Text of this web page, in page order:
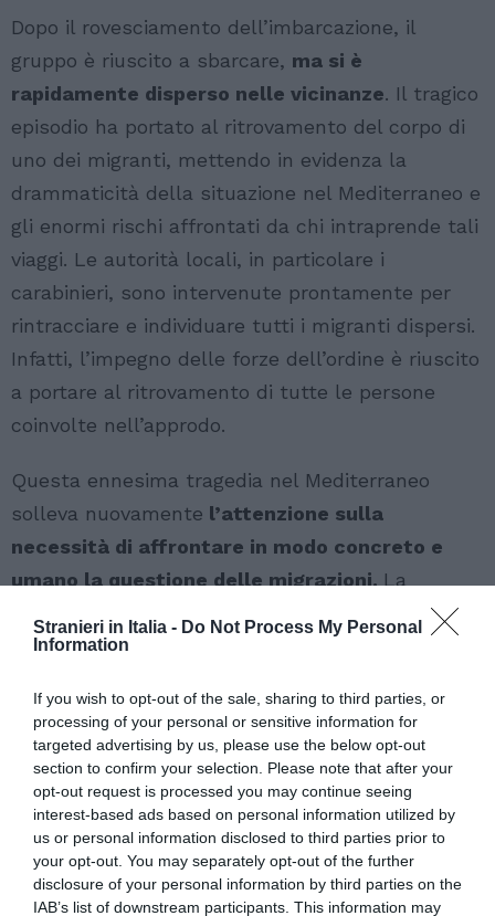
Stranieri in Italia - Do Not Process My Personal
Information
If you wish to opt-out of the sale, sharing to third parties, or
processing of your personal or sensitive information for
targeted advertising by us, please use the below opt-out
section to confirm your selection. Please note that after your
opt-out request is processed you may continue seeing
interest-based ads based on personal information utilized by
us or personal information disclosed to third parties prior to
your opt-out. You may separately opt-out of the further
disclosure of your personal information by third parties on the
IAB’s list of downstream participants. This information may
Dopo il rovesciamento dell’imbarcazione, il
gruppo è riuscito a sbarcare, ma si è
rapidamente disperso nelle vicinanze. Il tragico
episodio ha portato al ritrovamento del corpo di
uno dei migranti, mettendo in evidenza la
drammaticità della situazione nel Mediterraneo e
gli enormi rischi affrontati da chi intraprende tali
viaggi. Le autorità locali, in particolare i
carabinieri, sono intervenute prontamente per
rintracciare e individuare tutti i migranti dispersi.
Infatti, l’impegno delle forze dell’ordine è riuscito
a portare al ritrovamento di tutte le persone
coinvolte nell’approdo.
Questa ennesima tragedia nel Mediterraneo
solleva nuovamente l’attenzione sulla
necessità di affrontare in modo concreto e
umano la questione delle migrazioni. La
crescente instabilità geopolitica in diverse
persone in cerca di sicurezza e opportunità. Per
questo, organizzazioni umanitarie e attivisti per i
diritti umani richiamano l’attenzione sul fatto che
la tutela dei migranti va oltre il semplice
recupero in mare, sottolineandol’importanza di
affrontare le cause profonde delle migrazioni
e garantire canali sicuri e legali per chi cerca